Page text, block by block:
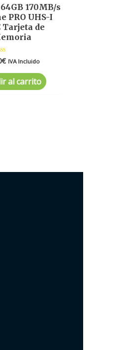
170MB/s
PRO UHS-I
Tarjeta de
€ IVA Incluido
al carrito